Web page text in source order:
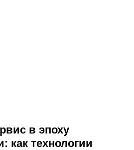
в эпоху
как технологии